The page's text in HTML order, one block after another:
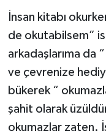
İnsan kitabı
de okutabilsem”
arkadaşlarıma da
ve çevrenize
bükerek “
şahit olarak
okumazlar zaten.